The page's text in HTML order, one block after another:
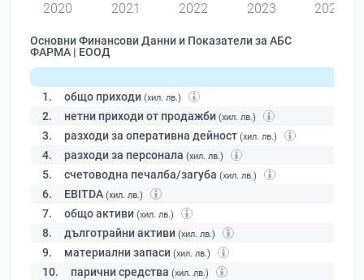
2020 2021 2022 2023 2024
Основни Финансови Данни и Показатели за АБС
ФАРМА | ЕООД
1. общо приходи (хил. лв.)
2. нетни приходи от продажби (хил. лв.)
3. разходи за оперативна дейност (хил. лв.)
4. разходи за персонала (хил. лв.)
5. счетоводна печалба/загуба (хил. лв.)
6. EBITDA (хил. лв.)
7. общо активи (хил. лв.)
8. дълготрайни активи (хил. лв.)
9. материални запаси (хил. лв.)
10. парични средства (хил. лв.)